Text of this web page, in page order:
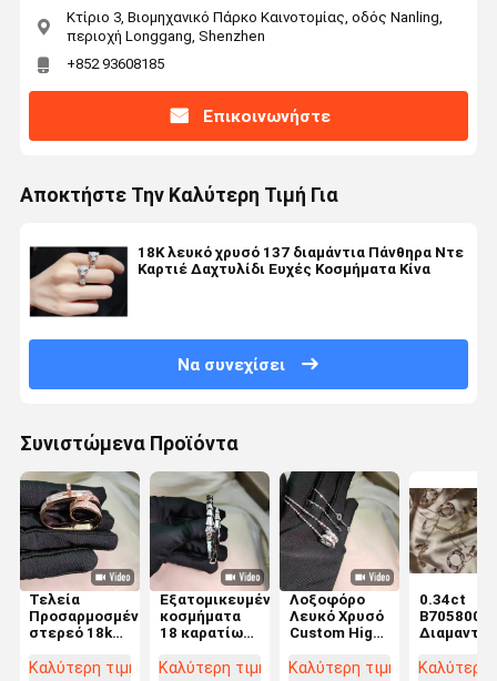
Κτίριο 3, Βιομηχανικό Πάρκο Καινοτομίας, οδός Nanling,
περιοχή Longgang, Shenzhen
+852 93608185
Επικοινωνήστε
Αποκτήστε Την Καλύτερη Τιμή Για
18K λευκό χρυσό 137 διαμάντια Πάνθηρα Ντε
Καρτιέ Δαχτυλίδι Ευχές Κοσμήματα Κίνα
Να συνεχίσει
Συνιστώμενα Προϊόντα
Τελεία
Προσαρμοσμένο
στερεό 18k
κοσμήματα
Καλύτερη τιμή
Εξατομικευμένα
κοσμήματα
18 καρατίων
υψηλής
Καλύτερη τιμή
Λοξοφόρο
Λευκό Χρυσό
Custom High
Κοσμήματα
Καλύτερη τιμή
0.34ct
B7058000
18k Λευκό
Καλύτερη